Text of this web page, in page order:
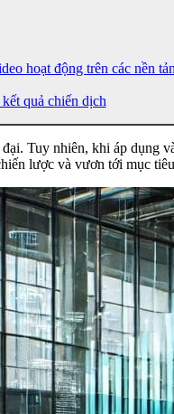
hoạt động trên các nền
quả chiến dịch
Tuy nhiên, khi áp dụng
lược và vươn tới mục